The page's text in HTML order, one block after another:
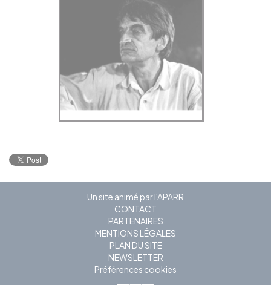
Un site animé par l'APARR
CONTACT
PARTENAIRES
MENTIONS LÉGALES
PLAN DU SITE
NEWSLETTER
Préférences cookies